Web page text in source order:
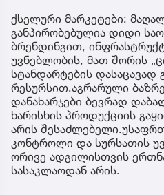
ქსელური მარკეტები:
განპირობებულია დიდი
ბრენდინგით,
უვნებლობის, მათ შორის
სტანდარტების დასაცავად
რესურსით.აგრარული
დანახარჯები ბევრად
ხარისხის პროდუქციის
არის
კონტროლი და სურსათის
ორივე ადგილისთვის
სასაკლაოდან არის.